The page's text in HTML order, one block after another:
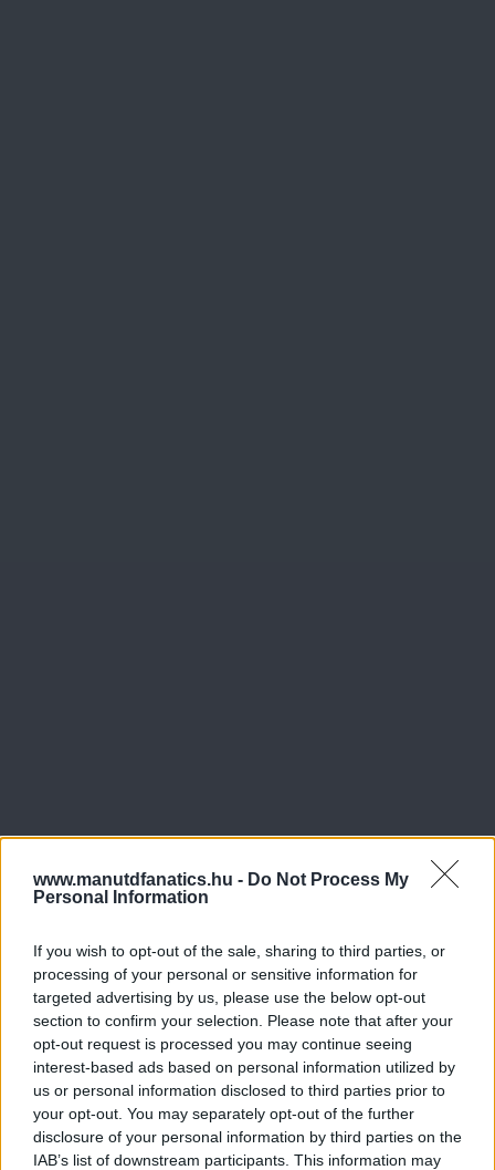
www.manutdfanatics.hu - Do Not Process My
Personal Information
If you wish to opt-out of the sale, sharing to third parties, or
processing of your personal or sensitive information for
targeted advertising by us, please use the below opt-out
section to confirm your selection. Please note that after your
opt-out request is processed you may continue seeing
interest-based ads based on personal information utilized by
us or personal information disclosed to third parties prior to
your opt-out. You may separately opt-out of the further
disclosure of your personal information by third parties on the
IAB’s list of downstream participants. This information may